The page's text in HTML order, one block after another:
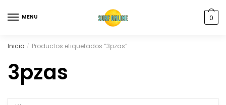
MENU 0
Inicio / Productos etiquetados “3pzas”
3pzas